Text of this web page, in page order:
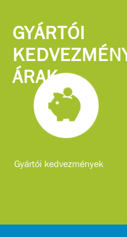
GYÁRTÓI
ÁRAK
Gyártói kedvezmények